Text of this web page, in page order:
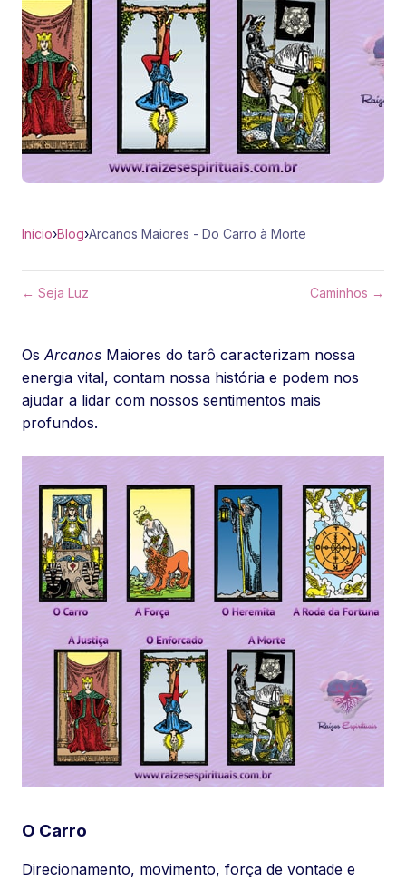
Início›Blog›Arcanos Maiores - Do Carro à Morte
← Seja Luz Caminhos →
OsArcanos Maiores do tarô caracterizam nossa
energia vital, contam nossa história e podem nos
ajudar a lidar com nossos sentimentos mais
profundos.
O Carro
Direcionamento, movimento, força de vontade e